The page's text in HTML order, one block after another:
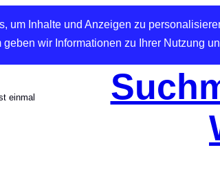
um Inhalte und Anzeigen zu
wir Informationen zu Ihrer Nutzung
einmal